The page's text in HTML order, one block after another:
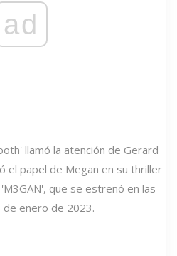
ad
llamó la atención de Gerard
el papel de Megan en su thriller
que se estrenó en las
de enero de 2023.